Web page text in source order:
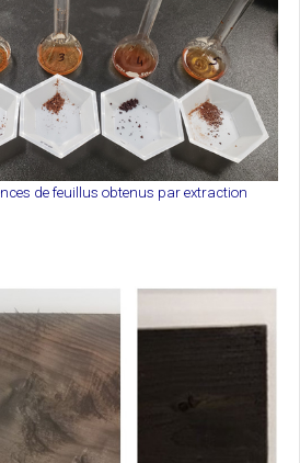
de feuillus obtenus par extraction